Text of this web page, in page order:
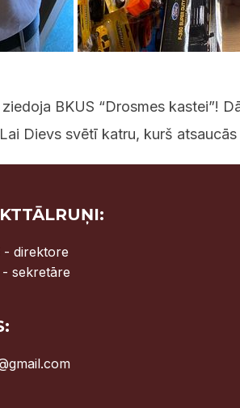
BKUS “Drosmes kastei”!
Dievs svētī katru, kurš
- direktore
sekretāre